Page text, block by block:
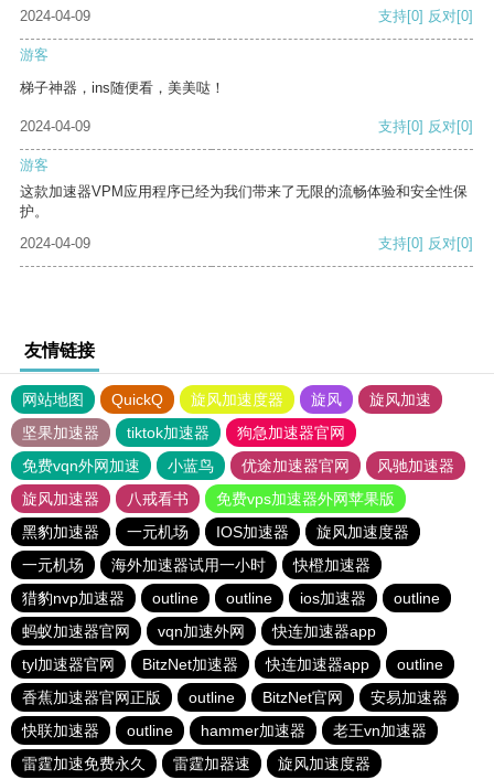
2024-04-09 支持[0] 反对[0]
游客
梯子神器，ins随便看，美美哒！
2024-04-09 支持[0] 反对[0]
游客
这款加速器VPM应用程序已经为我们带来了无限的流畅体验和安全性保
护。
2024-04-09
支持[0] 反对[0]
友情链接
网站地图 QuickQ 旋风加速度器 旋风
旋风加速
坚果加速器
tiktok加速器
狗急加速器官网
免费vqn外网加速
小蓝鸟 优途加速器官网
风驰加速器
旋风加速器
八戒看书
免费vps加速器外网苹果版
黑豹加速器
一元机场 IOS加速器
旋风加速度器
一元机场
海外加速器试用一小时
快橙加速器
猎豹nvp加速器
outline outline ios加速器
outline
蚂蚁加速器官网
vqn加速外网
快连加速器app
tyl加速器官网
BitzNet加速器 快连加速器app
outline
香蕉加速器官网正版
outline BitzNet官网
安易加速器
快联加速器
outline hammer加速器
老王vn加速器
雷霆加速免费永久
雷霆加器速 旋风加速度器